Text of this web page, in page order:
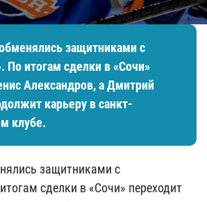
защитниками с
По итогам сделки в «Сочи»
Александров, а Дмитрий
карьеру в санкт-
клубе.
защитниками с
сделки в «Сочи» переходит